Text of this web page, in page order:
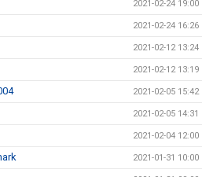
2021-02-24 19:00
2021-02-24 16:26
2021-02-12 13:24
2021-02-12 13:19
2021-02-05 15:42
2021-02-05 14:31
2021-02-04 12:00
2021-01-31 10:00